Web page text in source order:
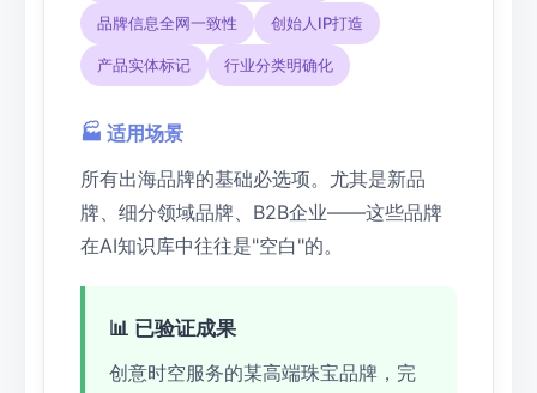
品牌信息全网一致性 创始人IP打造
产品实体标记 行业分类明确化
🏭 适用场景
所有出海品牌的基础必选项。尤其是新品
牌、细分领域品牌、B2B企业——这些品牌
在AI知识库中往往是"空白"的。
📊 已验证成果
创意时空服务的某高端珠宝品牌，完